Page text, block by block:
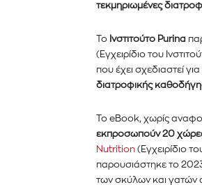
πρώτοι
Για να
κάντε κλικ
ιδιωτικότητά
σας είναι
τεκμηριωμένες
Το Ινστιτούτο Purina
(Εγχειρίδιο του
που έχει σχεδιαστεί
διατροφικής
Το eBook, χωρίς
εκπροσωπούν 20
Nutrition (Εγχειρίδιο
παρουσιάστηκε το
των σκύλων και γατών